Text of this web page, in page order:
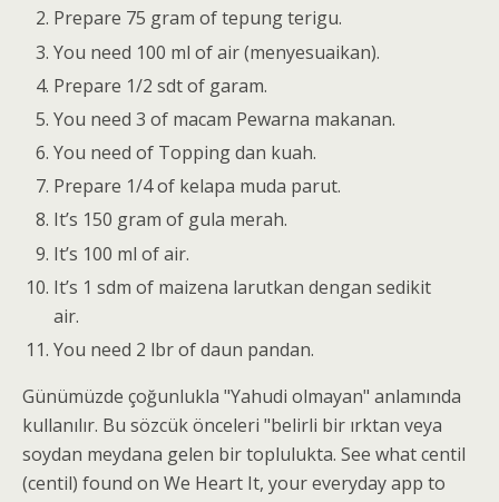
Prepare 75 gram of tepung terigu.
You need 100 ml of air (menyesuaikan).
Prepare 1/2 sdt of garam.
You need 3 of macam Pewarna makanan.
You need of Topping dan kuah.
Prepare 1/4 of kelapa muda parut.
It’s 150 gram of gula merah.
It’s 100 ml of air.
It’s 1 sdm of maizena larutkan dengan sedikit
air.
You need 2 lbr of daun pandan.
Günümüzde çoğunlukla "Yahudi olmayan" anlamında
kullanılır. Bu sözcük önceleri "belirli bir ırktan veya
soydan meydana gelen bir toplulukta. See what centil
(centil) found on We Heart It, your everyday app to